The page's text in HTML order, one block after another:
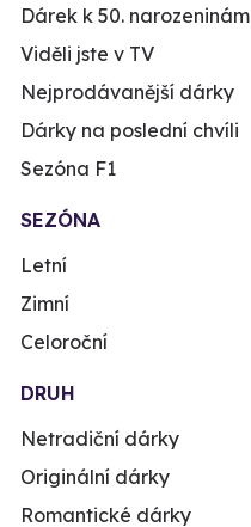
Dárek k 50. narozeninám
Viděli jste v TV
Nejprodávanější dárky
Dárky na poslední chvíli
Sezóna F1
SEZÓNA
Letní
Zimní
Celoroční
DRUH
Netradiční dárky
Originální dárky
Romantické dárky